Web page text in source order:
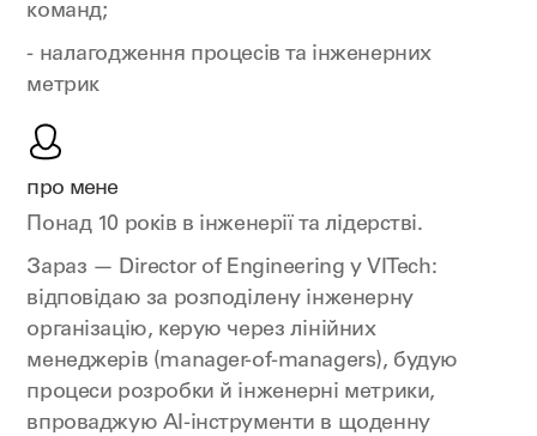
команд;
- налагодження процесів та інженерних
метрик
про мене
Понад 10 років в інженерії та лідерстві.
Зараз — Director of Engineering у VITech:
відповідаю за розподілену інженерну
організацію, керую через лінійних
менеджерів (manager-of-managers), будую
процеси розробки й інженерні метрики,
впроваджую AI-інструменти в щоденну